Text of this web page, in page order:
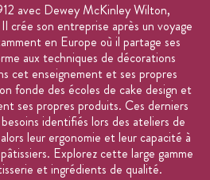
avec Dewey McKinley Wilton,
crée son entreprise après un voyage
en Europe où il partage ses
aux techniques de décorations
cet enseignement et ses propres
fonde des écoles de cake design et
ses propres produits. Ces derniers
identifiés lors des ateliers de
leur ergonomie et leur capacité à
Explorez cette large gamme
et ingrédients de qualité.